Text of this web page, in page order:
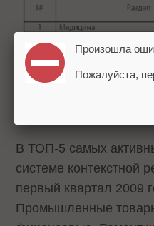
В ТОП-5 самых
системе контекстной
первый квартал 2009
Промышленные
Произошла
Пожалуйста,